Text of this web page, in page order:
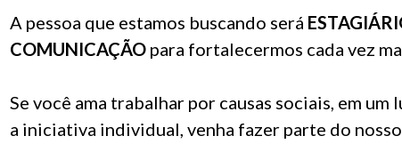
A pessoa que estamos buscando será
COMUNICAÇÃO para fortalecermos cada vez
Se você ama trabalhar por causas sociais, em
a iniciativa individual, venha fazer parte do